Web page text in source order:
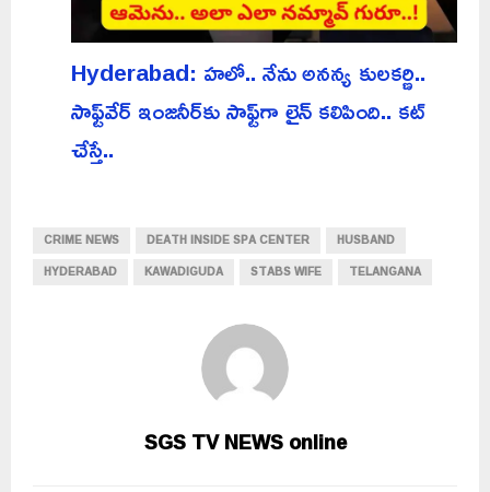
Hyderabad: హలో.. నేను అనన్య కులకర్ణి..
సాఫ్ట్‌వేర్ ఇంజనీర్‌కు సాఫ్ట్‌గా లైన్ కలిపింది.. కట్
చేస్తే..
CRIME NEWS DEATH INSIDE SPA CENTER
HUSBAND
HYDERABAD
KAWADIGUDA STABS WIFE TELANGANA
SGS TV NEWS online